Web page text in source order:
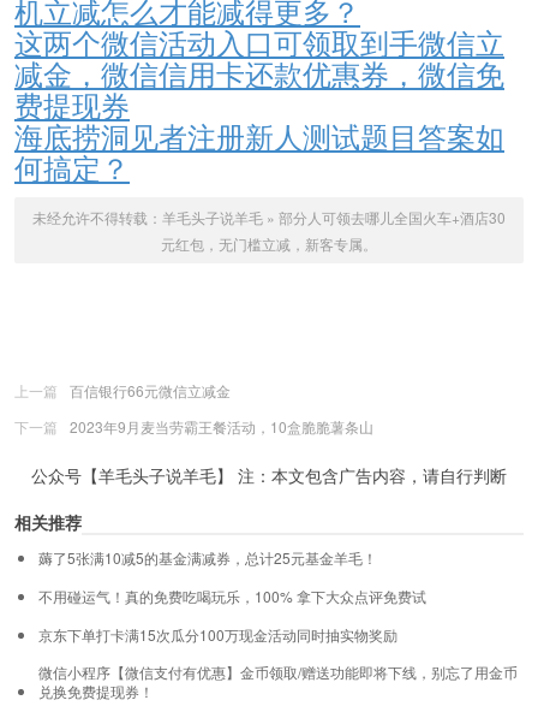
机立减怎么才能减得更多？
这两个微信活动入口可领取到手微信立
减金，微信信用卡还款优惠券，微信免
费提现券
海底捞洞见者注册新人测试题目答案如
何搞定？
未经允许不得转载： 羊毛头子说羊毛 » ​部分人可领去哪儿全国火车+酒店30
元红包，无门槛立减，新客专属。
上一篇
百信银行66元微信立减金
下一篇
2023年9月麦当劳霸王餐活动，10盒脆脆薯条山
公众号【羊毛头子说羊毛】 注：本文包含广告内容，请自行判断
相关推荐
薅了5张满10减5的基金满减券，总计25元基金羊毛！
不用碰运气！真的免费吃喝玩乐，100% 拿下大众点评免费试
京东下单打卡满15次瓜分100万现金活动同时抽实物奖励
微信小程序【微信支付有优惠】金币领取/赠送功能即将下线，别忘了用金币
兑换免费提现券！